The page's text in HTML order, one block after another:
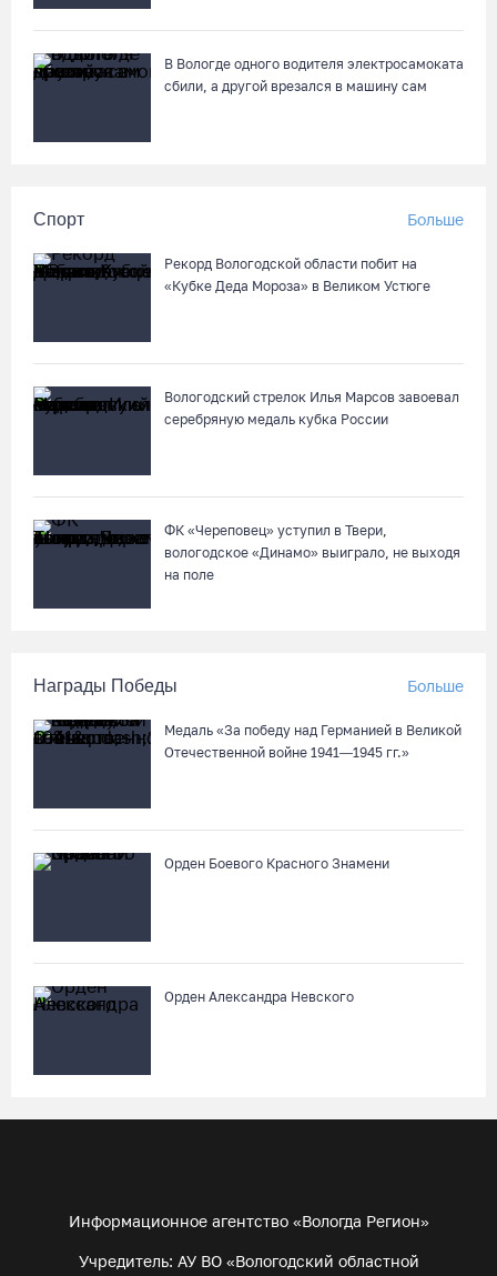
В Вологде одного водителя электросамоката
сбили, а другой врезался в машину сам
Спорт Больше
Рекорд Вологодской области побит на
«Кубке Деда Мороза» в Великом Устюге
Вологодский стрелок Илья Марсов завоевал
серебряную медаль кубка России
ФК «Череповец» уступил в Твери,
вологодское «Динамо» выиграло, не выходя
на поле
Награды Победы Больше
Медаль «За победу над Германией в Великой
Отечественной войне 1941—1945 гг.»
Орден Боевого Красного Знамени
Орден Александра Невского
Информационное агентство «Вологда Регион»
Учредитель: АУ ВО «Вологодский областной